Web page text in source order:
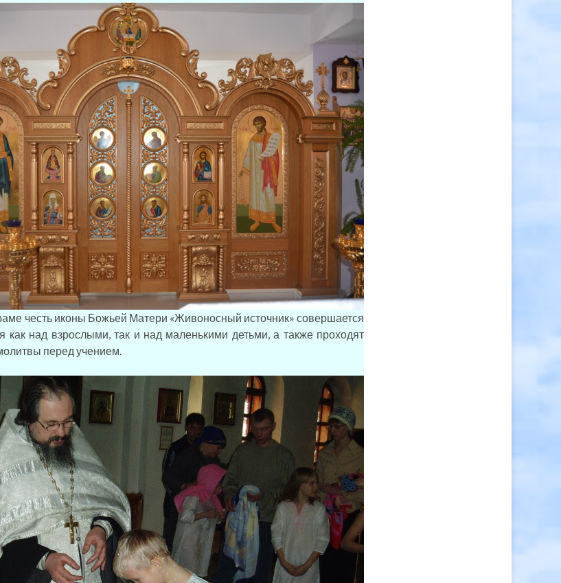
честь иконы Божьей Матери «Живоносный источник» совершается
как над взрослыми, так и над маленькими детьми, а также проходят
перед учением.